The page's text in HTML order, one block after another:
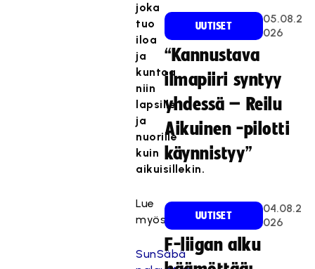
joka
tuo
iloa
ja
kuntoa
niin
lapsille
ja
nuorille
kuin
aikuisillekin.
Lue
myös:
SunSäbä
UUTISET
05.08.2
026
“Kannustava
ilmapiiri syntyy
yhdessä – Reilu
Aikuinen -pilotti
käynnistyy”
UUTISET
04.08.2
026
F-liigan alku